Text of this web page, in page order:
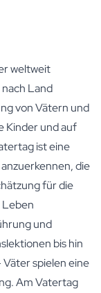
weltweit
Land
von Vätern und
Kinder und auf
ist eine
die
für die
Leben
und
bis hin
spielen eine
Am Vatertag